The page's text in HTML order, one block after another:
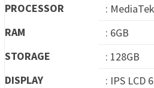
PROCESSOR
:
RAM
: 6GB
STORAGE
: 128GB
DISPLAY
: IPS LCD